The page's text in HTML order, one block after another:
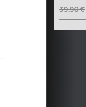
39,90 €